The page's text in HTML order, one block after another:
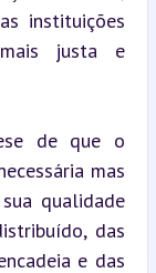
instituições
justa e
de que o
mas
qualidade
das
e das